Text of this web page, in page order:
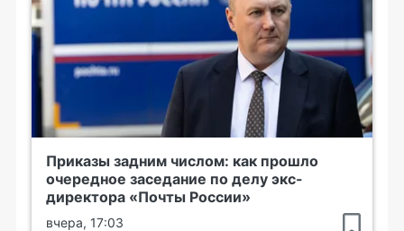
Приказы задним числом: как прошло
очередное заседание по делу экс-
директора «Почты России»
вчера, 17:03